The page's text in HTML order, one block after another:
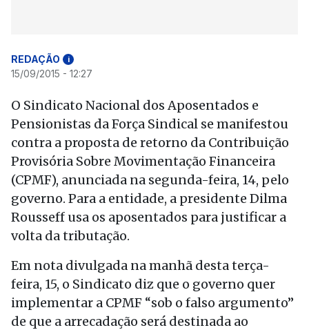
REDAÇÃO i
15/09/2015 - 12:27
O Sindicato Nacional dos Aposentados e
Pensionistas da Força Sindical se manifestou
contra a proposta de retorno da Contribuição
Provisória Sobre Movimentação Financeira
(CPMF), anunciada na segunda-feira, 14, pelo
governo. Para a entidade, a presidente Dilma
Rousseff usa os aposentados para justificar a
volta da tributação.
Em nota divulgada na manhã desta terça-
feira, 15, o Sindicato diz que o governo quer
implementar a CPMF “sob o falso argumento”
de que a arrecadação será destinada ao